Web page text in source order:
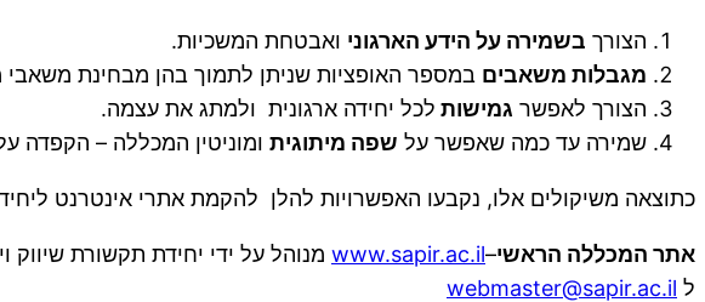
הצורך בשמירה על הידע הארגוני ואבטחת המשכיות.
מגבלות משאבים במספר האופציות שניתן לתמוך בהן מבחינת
הצורך לאפשר גמישות לכל יחידה ארגונית ולמתג את עצמה.
שמירה עד כמה שאפשר על שפה מיתוגית ומוניטין המכללה – הקפדה
כתוצאה משיקולים אלו, נקבעו האפשרויות להלן להקמת אתרי אינטרנט
אתר המכללה הראשי–
www.sapir.ac.il מנוהל על ידי יחידת תקשורת
ל webmaster@sapir.ac.il